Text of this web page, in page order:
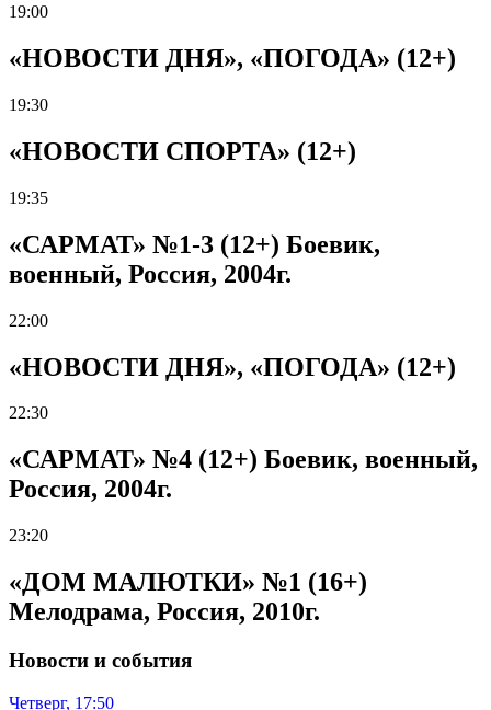
19:00
«НОВОСТИ ДНЯ», «ПОГОДА» (12+)
19:30
«НОВОСТИ СПОРТА» (12+)
19:35
«САРМАТ» №1-3 (12+) Боевик,
военный, Россия, 2004г.
22:00
«НОВОСТИ ДНЯ», «ПОГОДА» (12+)
22:30
«САРМАТ» №4 (12+) Боевик, военный,
Россия, 2004г.
23:20
«ДОМ МАЛЮТКИ» №1 (16+)
Мелодрама, Россия, 2010г.
Новости и события
Четверг, 17:50